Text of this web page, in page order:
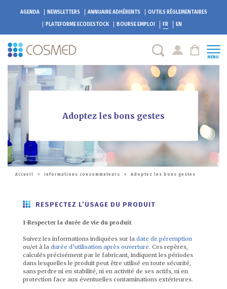
AGENDA NEWSLETTERS ANNUAIRE ADHÉRENTS
OUTILS RÉGLEMENTAIRES
PLATEFORME ECODESTOCK BOURSE EMPLOI FR EN
MENU
Adoptez les bons gestes
Accueil > Informations consommateurs > Adoptez les bons gestes
RESPECTEZ L’USAGE DU PRODUIT
1-Respecter la durée de vie du produit
Suivez les informations indiquées sur la date de péremption
ou/et à la durée d’utilisation après ouverture. Ces repères,
calculés précisément par le fabricant, indiquent les périodes
dans lesquelles le produit peut être utilisé en toute sécurité,
sans perdre ni en stabilité, ni en activité de ses actifs, ni en
protection face aux éventuelles contaminations extérieures.